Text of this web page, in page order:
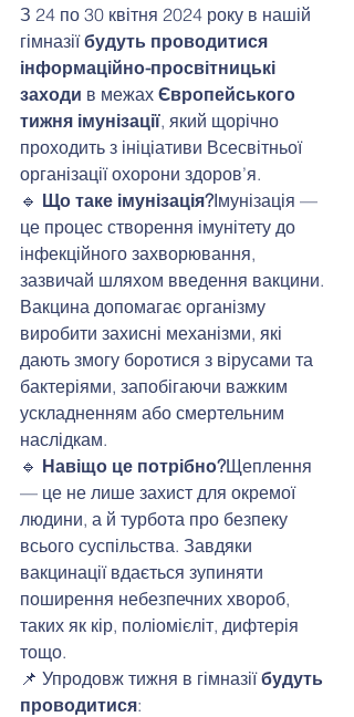
З 24 по 30 квітня 2024 року в нашій
гімназії будуть проводитися
інформаційно-просвітницькі
заходи в межах Європейського
тижня імунізації, який щорічно
проходить з ініціативи Всесвітньої
організації охорони здоров’я.
🔹 Що таке імунізація?Імунізація —
це процес створення імунітету до
інфекційного захворювання,
зазвичай шляхом введення вакцини.
Вакцина допомагає організму
виробити захисні механізми, які
дають змогу боротися з вірусами та
бактеріями, запобігаючи важким
ускладненням або смертельним
наслідкам.
🔹 Навіщо це потрібно?Щеплення
— це не лише захист для окремої
людини, а й турбота про безпеку
всього суспільства. Завдяки
вакцинації вдається зупиняти
поширення небезпечних хвороб,
таких як кір, поліомієліт, дифтерія
тощо.
📌 Упродовж тижня в гімназії будуть
проводитися: